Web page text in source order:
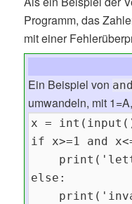
Programm, das
mit einer
Ein Beispiel von and
umwandeln, mit